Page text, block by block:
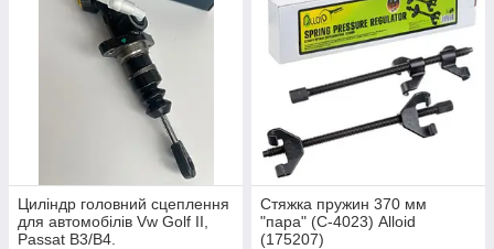
Циліндр головний сцеплення
для автомобілів Vw Golf II,
Passat B3/B4.
Стяжка пружин 370 мм
"пара" (С-4023) Alloid
(175207)